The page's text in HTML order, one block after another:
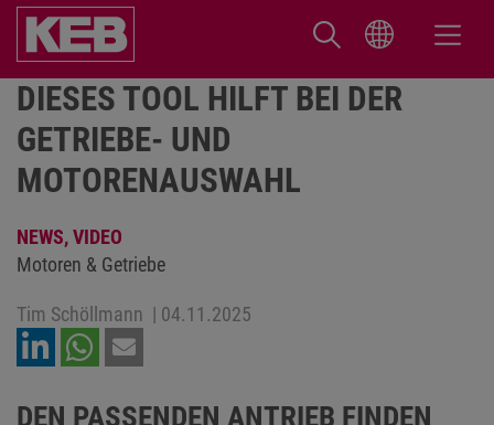
DIESES TOOL HILFT BEI DER
GETRIEBE- UND
MOTORENAUSWAHL
NEWS,VIDEO
Motoren & Getriebe
Tim Schöllmann | 04.11.2025
DEN PASSENDEN ANTRIEB FINDEN